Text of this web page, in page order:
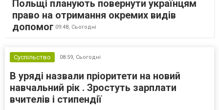
Польщі планують повернути українцям
право на отримання окремих видів
допомог 09:48, Сьогодні
Суспільство 08:59, Сьогодні
В уряді назвали пріоритети на новий
навчальний рік . Зростуть зарплати
вчителів і стипендії